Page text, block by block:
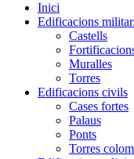
Inici
Edificacions
Castells
Muralles
Torres
Edificacions civils
Cases fortes
Palaus
Ponts
Torres